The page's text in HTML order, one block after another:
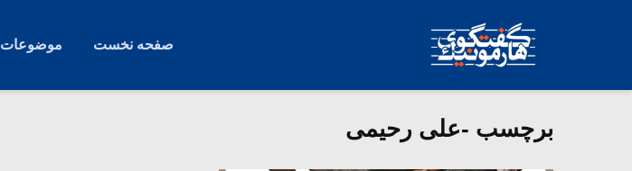
صفحه نخست موضوعات
برچسب -علی رحیمی